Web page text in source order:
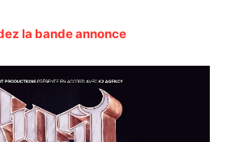
la bande annonce